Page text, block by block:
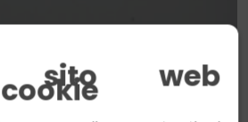
sito web